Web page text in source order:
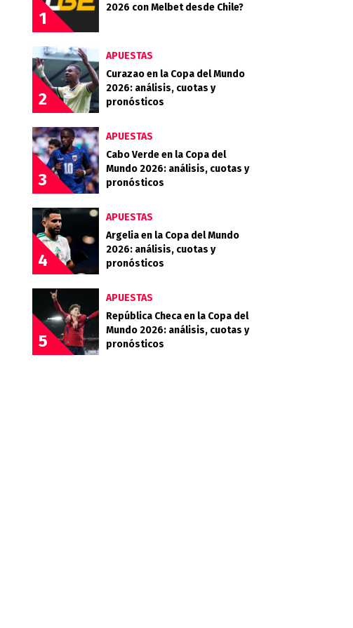
1
2026 con Melbet desde Chile?
2
APUESTAS
Curazao en la Copa del Mundo
2026: análisis, cuotas y
pronósticos
3
APUESTAS
Cabo Verde en la Copa del
Mundo 2026: análisis, cuotas y
pronósticos
4
APUESTAS
Argelia en la Copa del Mundo
2026: análisis, cuotas y
pronósticos
5
APUESTAS
República Checa en la Copa del
Mundo 2026: análisis, cuotas y
pronósticos